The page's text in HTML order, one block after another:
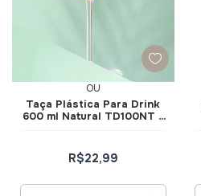
OU
Taça Plástica Para Drink
600 ml Natural TD100NT -
R$22,99